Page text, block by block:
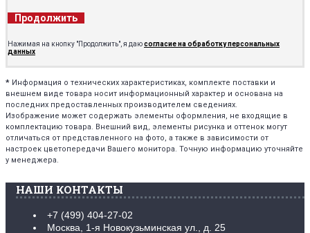
Продолжить
Нажимая на кнопку "Продолжить", я даюсогласие на обработку персональных
данных
* Информация о технических характеристиках, комплекте поставки и
внешнем виде товара носит информационный характер и основана на
последних предоставленных производителем сведениях.
Изображение может содержать элементы оформления, не входящие в
комплектацию товара. Внешний вид, элементы рисунка и оттенок могут
отличаться от представленного на фото, а также в зависимости от
настроек цветопередачи Вашего монитора. Точную информацию уточняйте
у менеджера.
НАШИ КОНТАКТЫ
+7 (499) 404-27-02
Москва, 1-я Новокузьминская ул., д. 25